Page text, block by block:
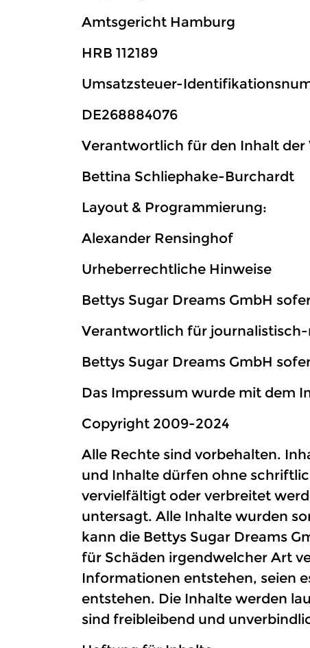
Amtsgericht Hamburg
HRB 112189
Umsatzsteuer-
DE268884076
Verantwortlich für den Inhalt der
Bettina Schliephake-Burchardt
Layout & Programmierung:
Alexander Rensinghof
Urheberrechtliche Hinweise
Bettys Sugar Dreams GmbH
Verantwortlich für
Bettys Sugar Dreams GmbH
Das Impressum wurde mit dem
Copyright 2009-2024
Alle Rechte sind vorbehalten.
und Inhalte dürfen ohne
vervielfältigt oder verbreitet
untersagt. Alle Inhalte wurden
kann die Bettys Sugar Dreams
für Schäden irgendwelcher Art
Informationen entstehen, seien
entstehen. Die Inhalte werden
sind freibleibend und